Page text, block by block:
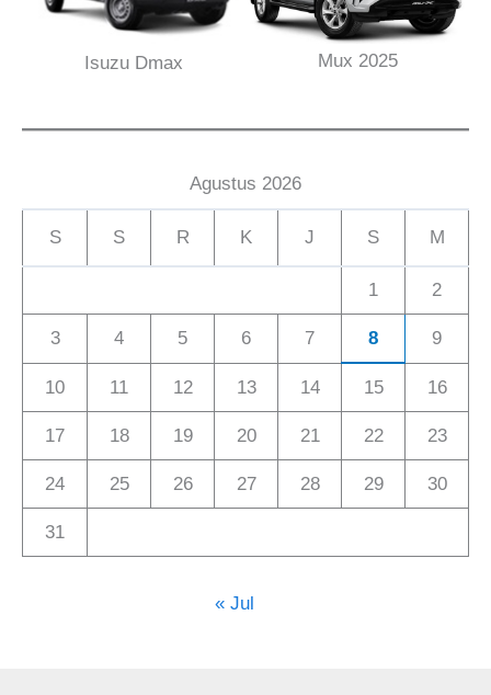
Isuzu Dmax Mux 2025
Agustus 2026
S S R K J S M
1 2
3 4 5 6 7 8 9
10 11 12 13 14 15 16
17 18 19 20 21 22 23
24 25 26 27 28 29 30
31
« Jul